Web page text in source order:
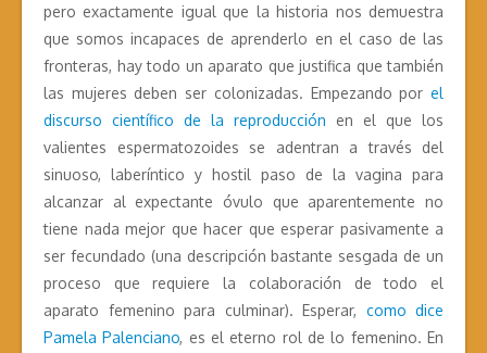
pero exactamente igual que la historia nos demuestra
que somos incapaces de aprenderlo en el caso de las
fronteras, hay todo un aparato que justifica que también
las mujeres deben ser colonizadas. Empezando por el
discurso científico de la reproducción en el que los
valientes espermatozoides se adentran a través del
sinuoso, laberíntico y hostil paso de la vagina para
alcanzar al expectante óvulo que aparentemente no
tiene nada mejor que hacer que esperar pasivamente a
ser fecundado (una descripción bastante sesgada de un
proceso que requiere la colaboración de todo el
aparato femenino para culminar). Esperar, como dice
Pamela Palenciano, es el eterno rol de lo femenino. En